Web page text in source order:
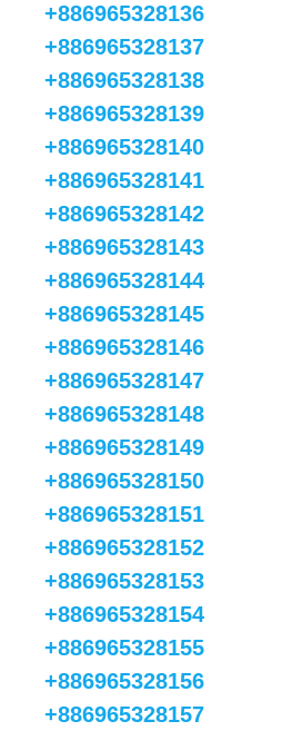
+886965328136
+886965328137
+886965328138
+886965328139
+886965328140
+886965328141
+886965328142
+886965328143
+886965328144
+886965328145
+886965328146
+886965328147
+886965328148
+886965328149
+886965328150
+886965328151
+886965328152
+886965328153
+886965328154
+886965328155
+886965328156
+886965328157